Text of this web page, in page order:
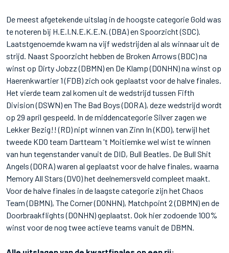
De meest afgetekende uitslag in de hoogste categorie Gold was
te noteren bij H.E.I.N.E.K.E.N. (DBA) en Spoorzicht (SDC).
Laatstgenoemde kwam na vijf wedstrijden al als winnaar uit de
strijd. Naast Spoorzicht hebben de Broken Arrows (BDC) na
winst op Dirty Jobzz (DBMN) en De Klamp (DONHN) na winst op
Haerenkwartier 1 (FDB) zich ook geplaatst voor de halve finales.
Het vierde team zal komen uit de wedstrijd tussen Fifth
Division (DSWN) en The Bad Boys (DORA), deze wedstrijd wordt
op 29 april gespeeld. In de middencategorie Silver zagen we
Lekker Bezig!! (RD) nipt winnen van Zinn In (KDO), terwijl het
tweede KDO team Dartteam 't Moitiemke wel wist te winnen
van hun tegenstander vanuit de DID, Bull Beatles. De Bull Shit
Angels (DORA) waren al geplaatst voor de halve finales, waarna
Memory All Stars (DVO) het deelnemersveld compleet maakt.
Voor de halve finales in de laagste categorie zijn het Chaos
Team (DBMN), The Corner (DONHN), Matchpoint 2 (DBMN) en de
Doorbraakflights (DONHN) geplaatst. Ook hier zodoende 100%
winst voor de nog twee actieve teams vanuit de DBMN.